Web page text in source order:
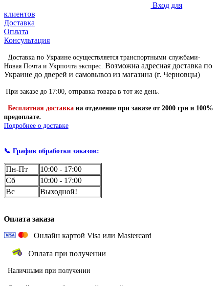
Вход для
клиентов
Доставка
Оплата
Консультация
Доставка по Украине осуществляется транспортными службами-
Новая Почта и Укрпочта экспрес. Возможна адресная доставка по
Украине до дверей и самовывоз из магазина (г. Черновцы)
При заказе до 17:00, отправка товара в тот же день.
Бесплатная доставка на отделение при заказе от 2000 грн и 100%
предоплате.
Подробнее о доставке
📞 График обработки заказов:
Пн-Пт
10:00 - 17:00
Сб
10:00 - 17:00
Вс
Выходной!
Оплата заказа
Онлайн картой Visa или Mastercard
Оплата при получении
Наличными при получении